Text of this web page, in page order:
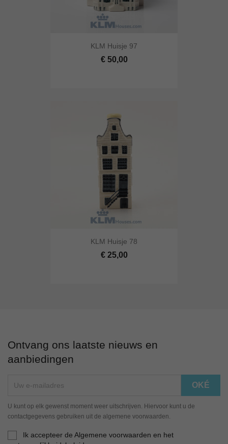
KLM Huisje 97
€ 50,00
KLM Huisje 78
€ 25,00
Ontvang ons laatste nieuws en
aanbiedingen
U kunt op elk gewenst moment weer uitschrijven. Hiervoor kunt u de
contactgegevens gebruiken uit de algemene voorwaarden.
Ik accepteer de Algemene voorwaarden en het